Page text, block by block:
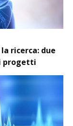
ricerca: due
progetti